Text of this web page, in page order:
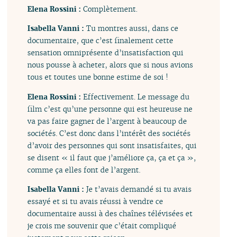
Elena Rossini :Complètement.
Isabella Vanni :Tu montres aussi, dans ce
documentaire, que c’est finalement cette
sensation omniprésente d’insatisfaction qui
nous pousse à acheter, alors que si nous avions
tous et toutes une bonne estime de soi !
Elena Rossini :Effectivement. Le message du
film c’est qu’une personne qui est heureuse ne
va pas faire gagner de l’argent à beaucoup de
sociétés. C’est donc dans l’intérêt des sociétés
d’avoir des personnes qui sont insatisfaites, qui
se disent « il faut que j’améliore ça, ça et ça »,
comme ça elles font de l’argent.
Isabella Vanni :Je t’avais demandé si tu avais
essayé et si tu avais réussi à vendre ce
documentaire aussi à des chaînes télévisées et
je crois me souvenir que c’était compliqué